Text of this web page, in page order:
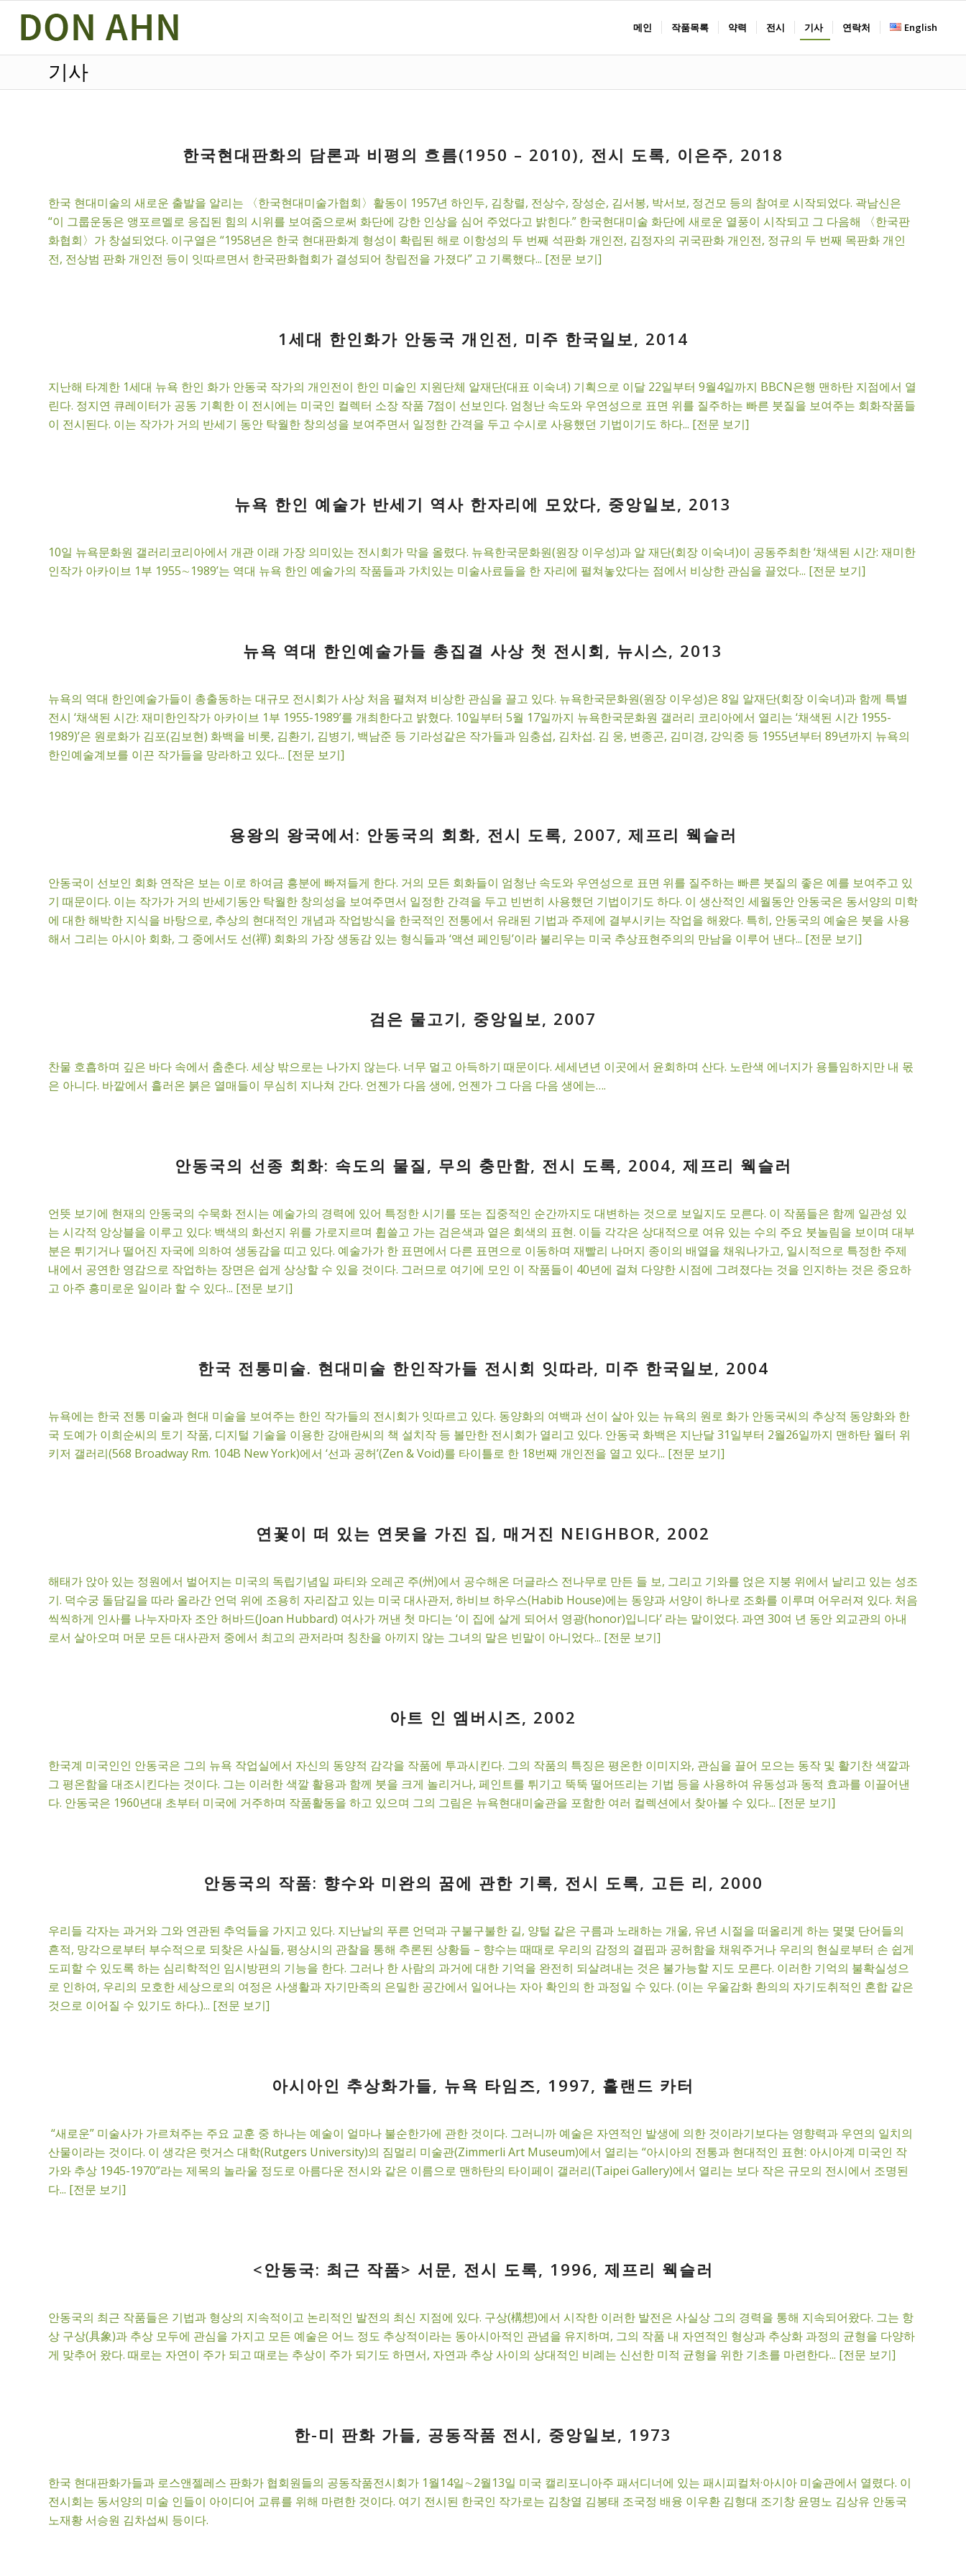
메인 작품목록 약력 전시 기사 연락처 English
기사
한국현대판화의 담론과 비평의 흐름(1950 – 2010), 전시 도록, 이은주, 2018
한국 현대미술의 새로운 출발을 알리는 〈한국현대미술가협회〉활동이 1957년 하인두, 김창렬, 전상수, 장성순, 김서봉, 박서보, 정건모 등의 참여로 시작되었다. 곽남신은
“이 그룹운동은 앵포르멜로 응집된 힘의 시위를 보여줌으로써 화단에 강한 인상을 심어 주었다고 밝힌다.” 한국현대미술 화단에 새로운 열풍이 시작되고 그 다음해 〈한국판
화협회〉가 창설되었다. 이구열은 “1958년은 한국 현대판화계 형성이 확립된 해로 이항성의 두 번째 석판화 개인전, 김정자의 귀국판화 개인전, 정규의 두 번째 목판화 개인
전, 전상범 판화 개인전 등이 잇따르면서 한국판화협회가 결성되어 창립전을 가졌다” 고 기록했다... [전문 보기]
1세대 한인화가 안동국 개인전, 미주 한국일보, 2014
지난해 타계한 1세대 뉴욕 한인 화가 안동국 작가의 개인전이 한인 미술인 지원단체 알재단(대표 이숙녀) 기획으로 이달 22일부터 9월4일까지 BBCN은행 맨하탄 지점에서 열
린다. 정지연 큐레이터가 공동 기획한 이 전시에는 미국인 컬렉터 소장 작품 7점이 선보인다. 엄청난 속도와 우연성으로 표면 위를 질주하는 빠른 붓질을 보여주는 회화작품들
이 전시된다. 이는 작가가 거의 반세기 동안 탁월한 창의성을 보여주면서 일정한 간격을 두고 수시로 사용했던 기법이기도 하다... [전문 보기]
뉴욕 한인 예술가 반세기 역사 한자리에 모았다, 중앙일보, 2013
10일 뉴욕문화원 갤러리코리아에서 개관 이래 가장 의미있는 전시회가 막을 올렸다. 뉴욕한국문화원(원장 이우성)과 알 재단(회장 이숙녀)이 공동주최한 ‘채색된 시간: 재미한
인작가 아카이브 1부 1955∼1989’는 역대 뉴욕 한인 예술가의 작품들과 가치있는 미술사료들을 한 자리에 펼쳐놓았다는 점에서 비상한 관심을 끌었다... [전문 보기]
뉴욕 역대 한인예술가들 총집결 사상 첫 전시회, 뉴시스, 2013
뉴욕의 역대 한인예술가들이 총출동하는 대규모 전시회가 사상 처음 펼쳐져 비상한 관심을 끌고 있다. 뉴욕한국문화원(원장 이우성)은 8일 알재단(회장 이숙녀)과 함께 특별
전시 ‘채색된 시간: 재미한인작가 아카이브 1부 1955-1989’를 개최한다고 밝혔다. 10일부터 5월 17일까지 뉴욕한국문화원 갤러리 코리아에서 열리는 ‘채색된 시간 1955-
1989)’은 원로화가 김포(김보현) 화백을 비롯, 김환기, 김병기, 백남준 등 기라성같은 작가들과 임충섭, 김차섭. 김 웅, 변종곤, 김미경, 강익중 등 1955년부터 89년까지 뉴욕의
한인예술계보를 이끈 작가들을 망라하고 있다... [전문 보기]
용왕의 왕국에서: 안동국의 회화, 전시 도록, 2007, 제프리 웩슬러
안동국이 선보인 회화 연작은 보는 이로 하여금 흥분에 빠져들게 한다. 거의 모든 회화들이 엄청난 속도와 우연성으로 표면 위를 질주하는 빠른 붓질의 좋은 예를 보여주고 있
기 때문이다. 이는 작가가 거의 반세기동안 탁월한 창의성을 보여주면서 일정한 간격을 두고 빈번히 사용했던 기법이기도 하다. 이 생산적인 세월동안 안동국은 동서양의 미학
에 대한 해박한 지식을 바탕으로, 추상의 현대적인 개념과 작업방식을 한국적인 전통에서 유래된 기법과 주제에 결부시키는 작업을 해왔다. 특히, 안동국의 예술은 붓을 사용
해서 그리는 아시아 회화, 그 중에서도 선(禪) 회화의 가장 생동감 있는 형식들과 ‘액션 페인팅’이라 불리우는 미국 추상표현주의의 만남을 이루어 낸다... [전문 보기]
검은 물고기, 중앙일보, 2007
찬물 호흡하며 깊은 바다 속에서 춤춘다. 세상 밖으로는 나가지 않는다. 너무 멀고 아득하기 때문이다. 세세년년 이곳에서 윤회하며 산다. 노란색 에너지가 용틀임하지만 내 몫
은 아니다. 바깥에서 흘러온 붉은 열매들이 무심히 지나쳐 간다. 언젠가 다음 생에, 언젠가 그 다음 다음 생에는….
안동국의 선종 회화: 속도의 물질, 무의 충만함, 전시 도록, 2004, 제프리 웩슬러
언뜻 보기에 현재의 안동국의 수묵화 전시는 예술가의 경력에 있어 특정한 시기를 또는 집중적인 순간까지도 대변하는 것으로 보일지도 모른다. 이 작품들은 함께 일관성 있
는 시각적 앙상블을 이루고 있다: 백색의 화선지 위를 가로지르며 휩쓸고 가는 검은색과 옅은 회색의 표현. 이들 각각은 상대적으로 여유 있는 수의 주요 붓놀림을 보이며 대부
분은 튀기거나 떨어진 자국에 의하여 생동감을 띠고 있다. 예술가가 한 표면에서 다른 표면으로 이동하며 재빨리 나머지 종이의 배열을 채워나가고, 일시적으로 특정한 주제
내에서 공연한 영감으로 작업하는 장면은 쉽게 상상할 수 있을 것이다. 그러므로 여기에 모인 이 작품들이 40년에 걸쳐 다양한 시점에 그려졌다는 것을 인지하는 것은 중요하
고 아주 흥미로운 일이라 할 수 있다... [전문 보기]
한국 전통미술. 현대미술 한인작가들 전시회 잇따라, 미주 한국일보, 2004
뉴욕에는 한국 전통 미술과 현대 미술을 보여주는 한인 작가들의 전시회가 잇따르고 있다. 동양화의 여백과 선이 살아 있는 뉴욕의 원로 화가 안동국씨의 추상적 동양화와 한
국 도예가 이희순씨의 토기 작품, 디지털 기술을 이용한 강애란씨의 책 설치작 등 볼만한 전시회가 열리고 있다. 안동국 화백은 지난달 31일부터 2월26일까지 맨하탄 월터 위
키저 갤러리(568 Broadway Rm. 104B New York)에서 ‘선과 공허’(Zen & Void)를 타이틀로 한 18번째 개인전을 열고 있다... [전문 보기]
연꽃이 떠 있는 연못을 가진 집, 매거진 NEIGHBOR, 2002
해태가 앉아 있는 정원에서 벌어지는 미국의 독립기념일 파티와 오레곤 주(州)에서 공수해온 더글라스 전나무로 만든 들 보, 그리고 기와를 얹은 지붕 위에서 날리고 있는 성조
기. 덕수궁 돌담길을 따라 올라간 언덕 위에 조용히 자리잡고 있는 미국 대사관저, 하비브 하우스(Habib House)에는 동양과 서양이 하나로 조화를 이루며 어우러져 있다. 처음
씩씩하게 인사를 나누자마자 조안 허바드(Joan Hubbard) 여사가 꺼낸 첫 마디는 ‘이 집에 살게 되어서 영광(honor)입니다’ 라는 말이었다. 과연 30여 년 동안 외교관의 아내
로서 살아오며 머문 모든 대사관저 중에서 최고의 관저라며 칭찬을 아끼지 않는 그녀의 말은 빈말이 아니었다... [전문 보기]
아트 인 엠버시즈, 2002
한국계 미국인인 안동국은 그의 뉴욕 작업실에서 자신의 동양적 감각을 작품에 투과시킨다. 그의 작품의 특징은 평온한 이미지와, 관심을 끌어 모으는 동작 및 활기찬 색깔과
그 평온함을 대조시킨다는 것이다. 그는 이러한 색깔 활용과 함께 붓을 크게 놀리거나, 페인트를 튀기고 뚝뚝 떨어뜨리는 기법 등을 사용하여 유동성과 동적 효과를 이끌어낸
다. 안동국은 1960년대 초부터 미국에 거주하며 작품활동을 하고 있으며 그의 그림은 뉴욕현대미술관을 포함한 여러 컬렉션에서 찾아볼 수 있다... [전문 보기]
안동국의 작품: 향수와 미완의 꿈에 관한 기록, 전시 도록, 고든 리, 2000
우리들 각자는 과거와 그와 연관된 추억들을 가지고 있다. 지난날의 푸른 언덕과 구불구불한 길, 양털 같은 구름과 노래하는 개울, 유년 시절을 떠올리게 하는 몇몇 단어들의
흔적, 망각으로부터 부수적으로 되찾은 사실들, 평상시의 관찰을 통해 추론된 상황들 – 향수는 때때로 우리의 감정의 결핍과 공허함을 채워주거나 우리의 현실로부터 손 쉽게
도피할 수 있도록 하는 심리학적인 임시방편의 기능을 한다. 그러나 한 사람의 과거에 대한 기억을 완전히 되살려내는 것은 불가능할 지도 모른다. 이러한 기억의 불확실성으
로 인하여, 우리의 모호한 세상으로의 여정은 사생활과 자기만족의 은밀한 공간에서 일어나는 자아 확인의 한 과정일 수 있다. (이는 우울감화 환의의 자기도취적인 혼합 같은
것으로 이어질 수 있기도 하다.)... [전문 보기]
아시아인 추상화가들, 뉴욕 타임즈, 1997, 홀랜드 카터
“새로운” 미술사가 가르쳐주는 주요 교훈 중 하나는 예술이 얼마나 불순한가에 관한 것이다. 그러니까 예술은 자연적인 발생에 의한 것이라기보다는 영향력과 우연의 일치의
산물이라는 것이다. 이 생각은 럿거스 대학(Rutgers University)의 짐멀리 미술관(Zimmerli Art Museum)에서 열리는 “아시아의 전통과 현대적인 표현: 아시아계 미국인 작
가와 추상 1945-1970”라는 제목의 놀라울 정도로 아름다운 전시와 같은 이름으로 맨하탄의 타이페이 갤러리(Taipei Gallery)에서 열리는 보다 작은 규모의 전시에서 조명된
다... [전문 보기]
<안동국: 최근 작품> 서문, 전시 도록, 1996, 제프리 웩슬러
안동국의 최근 작품들은 기법과 형상의 지속적이고 논리적인 발전의 최신 지점에 있다. 구상(構想)에서 시작한 이러한 발전은 사실상 그의 경력을 통해 지속되어왔다. 그는 항
상 구상(具象)과 추상 모두에 관심을 가지고 모든 예술은 어느 정도 추상적이라는 동아시아적인 관념을 유지하며, 그의 작품 내 자연적인 형상과 추상화 과정의 균형을 다양하
게 맞추어 왔다. 때로는 자연이 주가 되고 때로는 추상이 주가 되기도 하면서, 자연과 추상 사이의 상대적인 비례는 신선한 미적 균형을 위한 기초를 마련한다... [전문 보기]
한-미 판화 가들, 공동작품 전시, 중앙일보, 1973
한국 현대판화가들과 로스앤젤레스 판화가 협회원들의 공동작품전시회가 1월14일∼2월13일 미국 캘리포니아주 패서디너에 있는 패시피컬처·아시아 미술관에서 열렸다. 이
전시회는 동서양의 미술 인들이 아이디어 교류를 위해 마련한 것이다. 여기 전시된 한국인 작가로는 김창열 김봉태 조국정 배융 이우환 김형대 조기창 윤명노 김상유 안동국
노재황 서승원 김차섭씨 등이다.